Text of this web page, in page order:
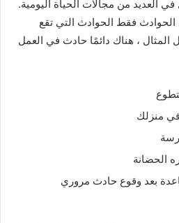
العديد من مجالات الحياة اليومية.
الحوادث فقط الحوادث التي تقع
، هناك دائمًا حادث في العمل
منزلك
الحضانة
بعد وقوع حادث مروري